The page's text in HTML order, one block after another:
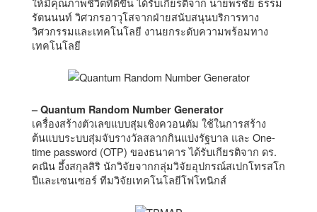
รัตนนนท์ วิศวกรอาวุโสจากฝ่ายสนับสนุนบริการทาง
วิศวกรรมและเทคโนโลยี งานยกระดับความพร้อมทาง
เทคโนโลยี
– Quantum Random Number Generator
เครื่องสร้างตัวเลขแบบสุ่มเชิงควอนตัม ใช้ในการสร้าง
ต้นแบบระบบสุ่มจับรางวัลสลากกินแบ่งรัฐบาล และ One-
time password (OTP) ของธนาคาร ได้รับเกียรติจาก ดร.
คณิน อึ้งสกุลสิริ นักวิจัยจากกลุ่มวิจัยอุปกรณ์สเปกโทรสโก
ปีและเซนเซอร์ ทีมวิจัยเทคโนโลยีโฟโทนิกส์